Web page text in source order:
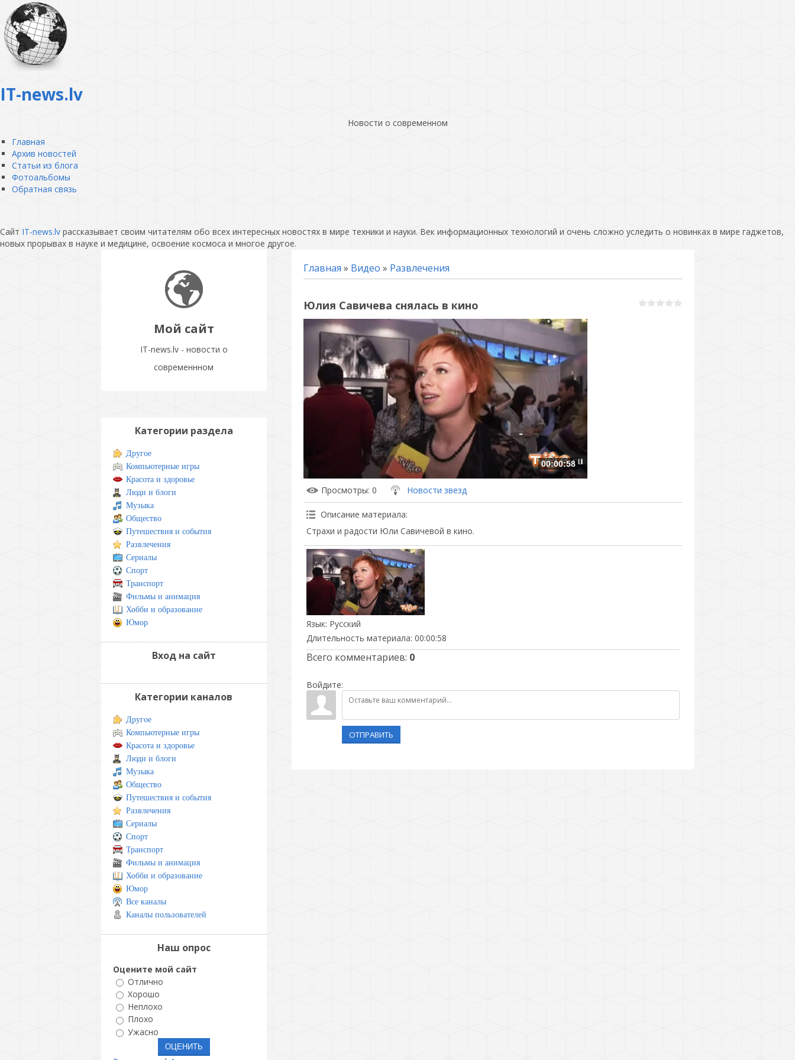
IT-news.lv
Новости о современном
Главная
Архив новостей
Статьи из блога
Фотоальбомы
Обратная связь
Сайт IT-news.lv рассказывает своим читателям обо всех интересных новостях в мире техники и науки. Век информационных технологий и очень сложно уследить о новинках в мире гаджетов,
новых прорывах в науке и медицине, освоение космоса и многое другое.
Мой сайт
IT-news.lv - новости о
современнном
Главная » Видео » Развлечения
Юлия Савичева снялась в кино
00:00:58
Просмотры: 0 Новости звезд
Описание материала:
Страхи и радости Юли Савичевой в кино.
Язык: Русский
Длительность материала: 00:00:58
Всего комментариев: 0
Войдите:
ОТПРАВИТЬ
Категории раздела
Другое
Компьютерные игры
Красота и здоровье
Люди и блоги
Музыка
Общество
Путешествия и события
Развлечения
Сериалы
Спорт
Транспорт
Фильмы и анимация
Хобби и образование
Юмор
Вход на сайт
Категории каналов
Другое
Компьютерные игры
Красота и здоровье
Люди и блоги
Музыка
Общество
Путешествия и события
Развлечения
Сериалы
Спорт
Транспорт
Фильмы и анимация
Хобби и образование
Юмор
Все каналы
Каналы пользователей
Наш опрос
Оцените мой сайт
Отлично
Хорошо
Неплохо
Плохо
Ужасно